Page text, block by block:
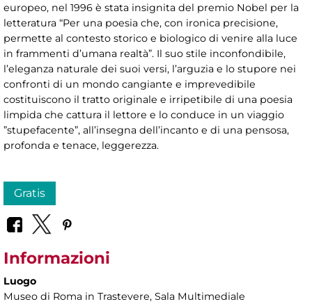
europeo, nel 1996 è stata insignita del premio Nobel per la
letteratura “Per una poesia che, con ironica precisione,
permette al contesto storico e biologico di venire alla luce
in frammenti d’umana realtà”. Il suo stile inconfondibile,
l’eleganza naturale dei suoi versi, l’arguzia e lo stupore nei
confronti di un mondo cangiante e imprevedibile
costituiscono il tratto originale e irripetibile di una poesia
limpida che cattura il lettore e lo conduce in un viaggio
”stupefacente”, all’insegna dell’incanto e di una pensosa,
profonda e tenace, leggerezza.
Gratis
Informazioni
Luogo
Museo di Roma in Trastevere, Sala Multimediale